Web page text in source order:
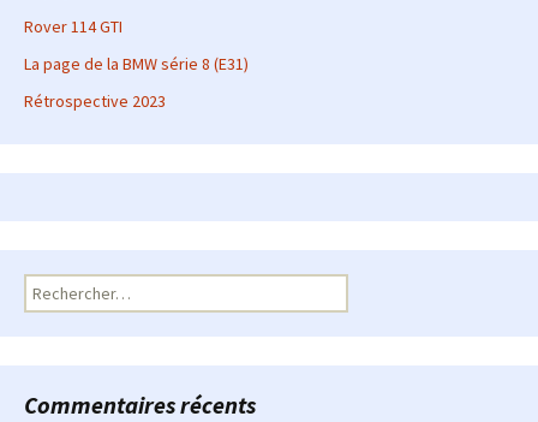
Rover 114 GTI
La page de la BMW série 8 (E31)
Rétrospective 2023
Rechercher :
Commentaires récents